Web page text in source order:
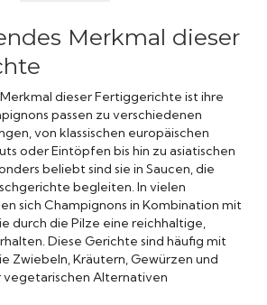
Merkmal dieser
dieser Fertiggerichte ist ihre
passen zu verschiedenen
von klassischen europäischen
oder Eintöpfen bis hin zu asiatischen
beliebt sind sie in Saucen, die
begleiten. In vielen
sich Champignons in Kombination mit
durch die Pilze eine reichhaltige,
Diese Gerichte sind häufig mit
Zwiebeln, Kräutern, Gewürzen und
vegetarischen Alternativen